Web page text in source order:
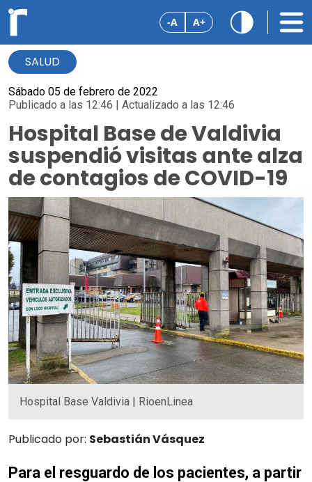
-A A+
SALUD
Sábado 05 de febrero de 2022
Publicado a las 12:46 | Actualizado a las 12:46
Hospital Base de Valdivia
suspendió visitas ante alza
de contagios de COVID-19
Hospital Base Valdivia | RioenLinea
Publicado por: Sebastián Vásquez
Para el resguardo de los pacientes, a partir